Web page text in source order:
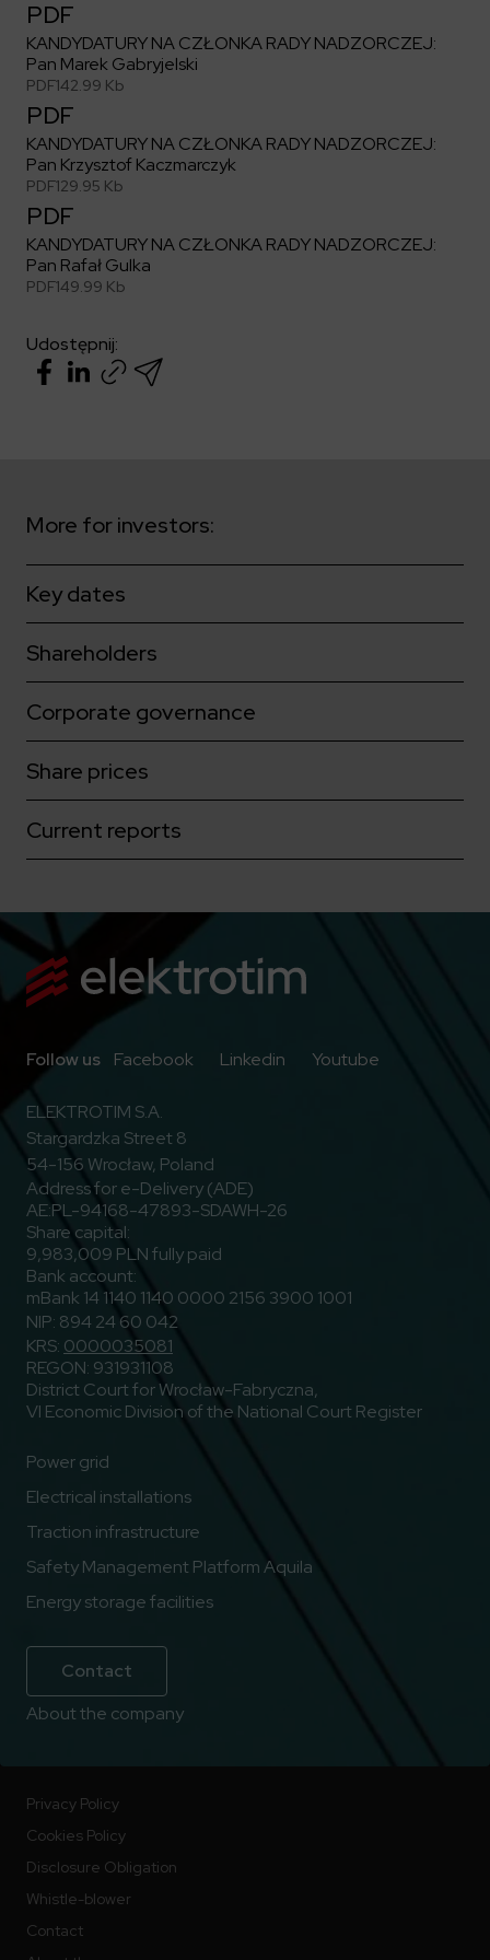
PDF
KANDYDATURY NA CZŁONKA RADY NADZORCZEJ:
Pan Marek Gabryjelski
PDF142.99 Kb
PDF
KANDYDATURY NA CZŁONKA RADY NADZORCZEJ:
Pan Krzysztof Kaczmarczyk
PDF129.95 Kb
PDF
KANDYDATURY NA CZŁONKA RADY NADZORCZEJ:
Pan Rafał Gulka
PDF149.99 Kb
Udostępnij:
More for investors:
Key dates
Shareholders
Corporate governance
Share prices
Current reports
Follow us Facebook Go to Facebook
Linkedin Go to Linkedin
Youtube
ELEKTROTIM S.A.
Stargardzka Street 8
54-156 Wrocław, Poland
Address for e-Delivery (ADE)
AE:PL-94168-47893-SDAWH-26
Share capital:
9,983,009 PLN fully paid
Bank account:
mBank 14 1140 1140 0000 2156 3900 1001
NIP: 894 24 60 042
KRS: 0000035081
REGON: 931931108
District Court for Wrocław-Fabryczna,
VI Economic Division of the National Court Register
Power grid
Electrical installations
Traction infrastructure
Safety Management Platform Aquila
Energy storage facilities
Contact
About the company
Privacy Policy
Cookies Policy
Disclosure Obligation
Whistle-blower
Contact